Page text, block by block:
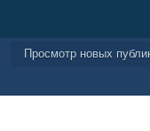
Просмотр новых